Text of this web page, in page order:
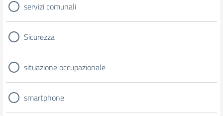
servizi comunali
Sicurezza
situazione occupazionale
smartphone